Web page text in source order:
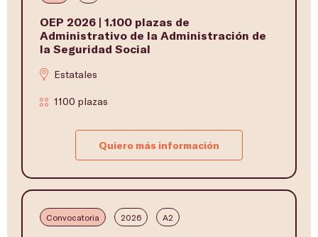
OEP 2026 | 1.100 plazas de
Administrativo de la Administración de
la Seguridad Social
Estatales
1100 plazas
Quiero más información
Convocatoria 2026 A2